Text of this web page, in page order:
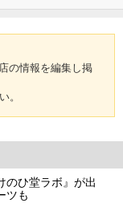
の情報を編集し掲
。
のひ堂ラボ』が出
ツも